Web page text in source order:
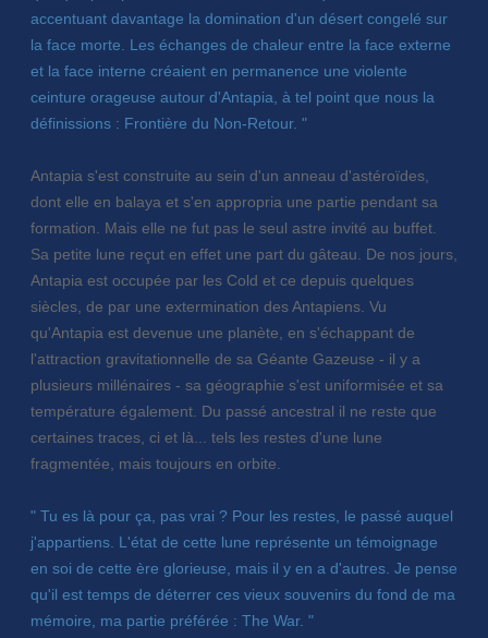
accentuant davantage la domination d'un désert congelé sur
la face morte. Les échanges de chaleur entre la face externe
et la face interne créaient en permanence une violente
ceinture orageuse autour d'Antapia, à tel point que nous la
définissions : Frontière du Non-Retour. "
Antapia s'est construite au sein d'un anneau d'astéroïdes,
dont elle en balaya et s'en appropria une partie pendant sa
formation. Mais elle ne fut pas le seul astre invité au buffet.
Sa petite lune reçut en effet une part du gâteau. De nos jours,
Antapia est occupée par les Cold et ce depuis quelques
siècles, de par une extermination des Antapiens. Vu
qu'Antapia est devenue une planète, en s'échappant de
l'attraction gravitationnelle de sa Géante Gazeuse - il y a
plusieurs millénaires - sa géographie s'est uniformisée et sa
température également. Du passé ancestral il ne reste que
certaines traces, ci et là... tels les restes d'une lune
fragmentée, mais toujours en orbite.
" Tu es là pour ça, pas vrai ? Pour les restes, le passé auquel
j'appartiens. L'état de cette lune représente un témoignage
en soi de cette ère glorieuse, mais il y en a d'autres. Je pense
qu'il est temps de déterrer ces vieux souvenirs du fond de ma
mémoire, ma partie préférée : The War. "